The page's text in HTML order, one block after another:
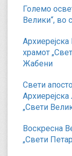
Големо
Велики“, во
храмот
Жабени
Свети
„Свети
Воскресна
„Свети